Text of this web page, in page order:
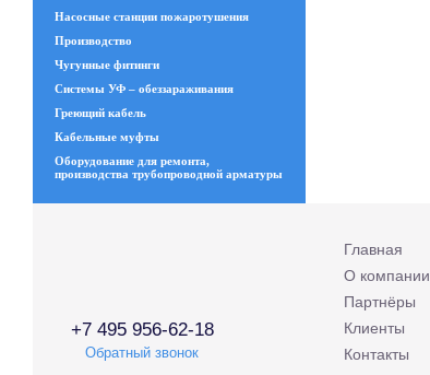
Насосные станции пожаротушения
Производство
Чугунные фитинги
Системы УФ – обеззараживания
Греющий кабель
Кабельные муфты
Оборудование для ремонта,
производства трубопроводной арматуры
+7 495 956-62-18
Обратный звонок
Главная
О компании
Партнёры
Клиенты
Контакты